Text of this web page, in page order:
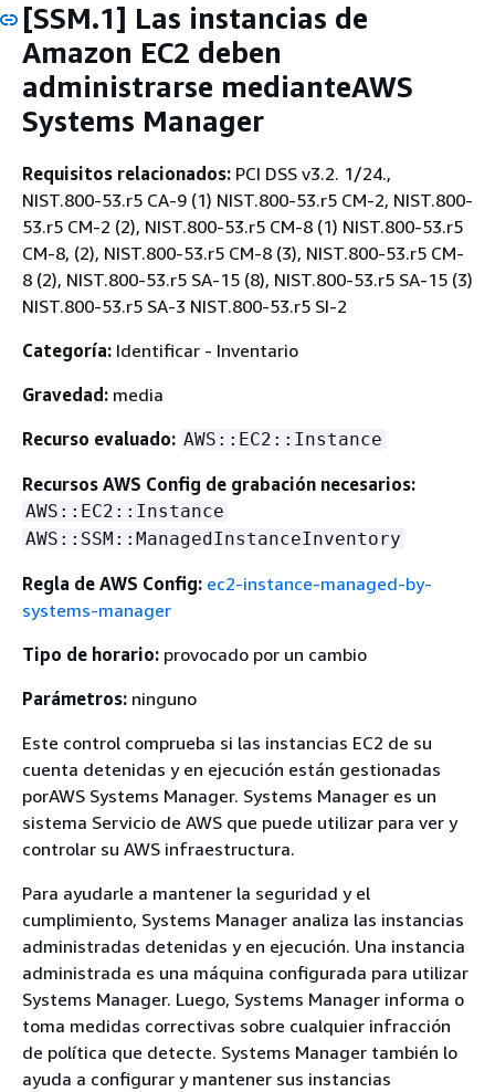
[SSM.1] Las instancias de
Amazon EC2 deben
administrarse medianteAWS
Systems Manager
Requisitos relacionados: PCI DSS v3.2. 1/24.,
NIST.800-53.r5 CA-9 (1) NIST.800-53.r5 CM-2, NIST.800-
53.r5 CM-2 (2), NIST.800-53.r5 CM-8 (1) NIST.800-53.r5
CM-8, (2), NIST.800-53.r5 CM-8 (3), NIST.800-53.r5 CM-
8 (2), NIST.800-53.r5 SA-15 (8), NIST.800-53.r5 SA-15 (3)
NIST.800-53.r5 SA-3 NIST.800-53.r5 SI-2
Categoría: Identificar - Inventario
Gravedad: media
Recurso evaluado: AWS::EC2::Instance
Recursos AWS Config de grabación necesarios:
AWS::EC2::Instance
AWS::SSM::ManagedInstanceInventory
Regla de AWS Config: ec2-instance-managed-by-
systems-manager
Tipo de horario: provocado por un cambio
Parámetros: ninguno
Este control comprueba si las instancias EC2 de su
cuenta detenidas y en ejecución están gestionadas
porAWS Systems Manager. Systems Manager es un
sistema Servicio de AWS que puede utilizar para ver y
controlar su AWS infraestructura.
Para ayudarle a mantener la seguridad y el
cumplimiento, Systems Manager analiza las instancias
administradas detenidas y en ejecución. Una instancia
administrada es una máquina configurada para utilizar
Systems Manager. Luego, Systems Manager informa o
toma medidas correctivas sobre cualquier infracción
de política que detecte. Systems Manager también lo
ayuda a configurar y mantener sus instancias